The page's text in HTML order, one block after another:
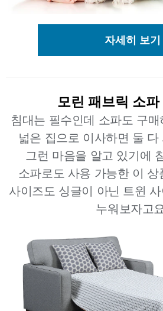
자세히 보기
모린 패브릭 소파
침대는 필수인데 소파도 구매
넓은 집으로 이사하면 둘
그런 마음을 알고 있기에
소파로도 사용 가능한 이 상
사이즈도 싱글이 아닌 트윈
누워보자고